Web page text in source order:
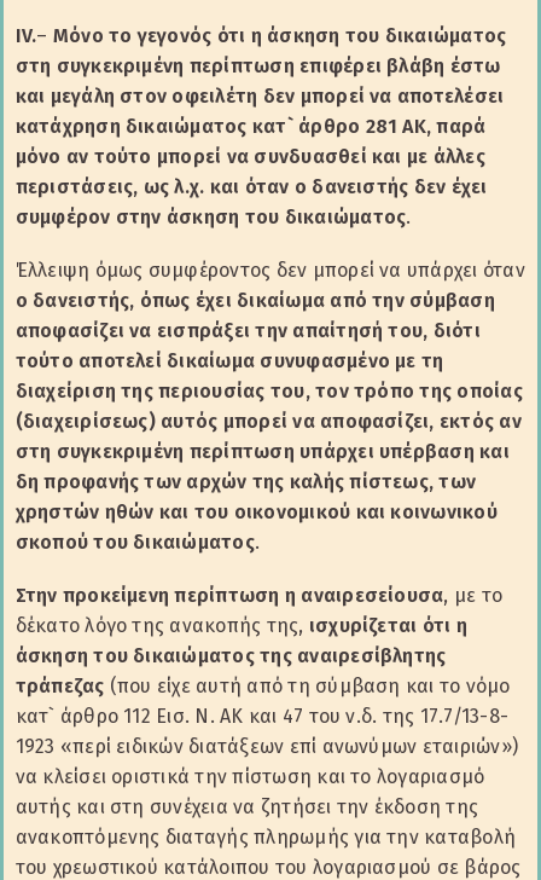
IV.– Μόνο το γεγονός ότι η άσκηση του δικαιώματος
στη συγκεκριμένη περίπτωση επιφέρει βλάβη έστω
και μεγάλη στον οφειλέτη δεν μπορεί να αποτελέσει
κατάχρηση δικαιώματος κατ` άρθρο 281 ΑΚ, παρά
μόνο αν τούτο μπορεί να συνδυασθεί και με άλλες
περιστάσεις, ως λ.χ. και όταν ο δανειστής δεν έχει
συμφέρον στην άσκηση του δικαιώματος.
Έλλειψη όμως συμφέροντος δεν μπορεί να υπάρχει όταν
ο δανειστής, όπως έχει δικαίωμα από την σύμβαση
αποφασίζει να εισπράξει την απαίτησή του, διότι
τούτο αποτελεί δικαίωμα συνυφασμένο με τη
διαχείριση της περιουσίας του, τον τρόπο της οποίας
(διαχειρίσεως) αυτός μπορεί να αποφασίζει, εκτός αν
στη συγκεκριμένη περίπτωση υπάρχει υπέρβαση και
δη προφανής των αρχών της καλής πίστεως, των
χρηστών ηθών και του οικονομικού και κοινωνικού
σκοπού του δικαιώματος.
Στην προκείμενη περίπτωση η αναιρεσείουσα, με το
δέκατο λόγο της ανακοπής της, ισχυρίζεται ότι η
άσκηση του δικαιώματος της αναιρεσίβλητης
τράπεζας (που είχε αυτή από τη σύμβαση και το νόμο
κατ` άρθρο 112 Εισ. Ν. ΑΚ και 47 του ν.δ. της 17.7/13-8-
1923 «περί ειδικών διατάξεων επί ανωνύμων εταιριών»)
να κλείσει οριστικά την πίστωση και το λογαριασμό
αυτής και στη συνέχεια να ζητήσει την έκδοση της
ανακοπτόμενης διαταγής πληρωμής για την καταβολή
του χρεωστικού κατάλοιπου του λογαριασμού σε βάρος